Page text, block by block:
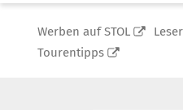
Werben auf STOL
Tourentipps